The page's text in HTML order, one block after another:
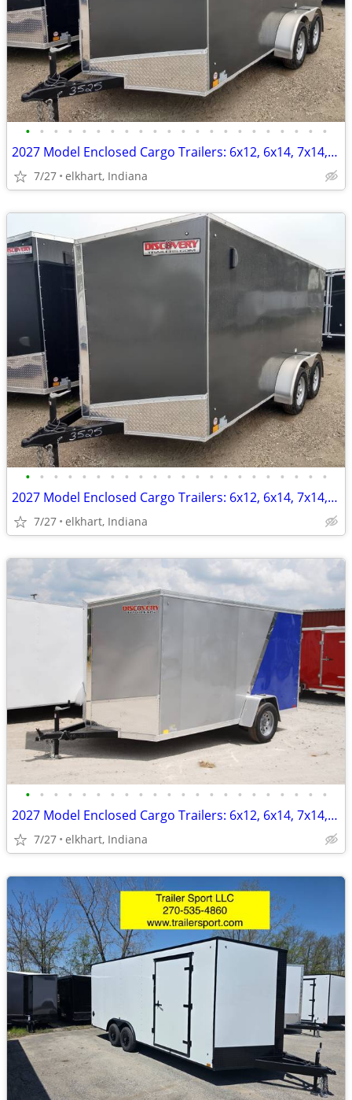
• • • • • • • • • • • • • • • • • • • • • •
2027 Model Enclosed Cargo Trailers: 6x12, 6x14, 7x14, 7x16 ON SALE
7/27 elkhart, Indiana
• • • • • • • • • • • • • • • • • • • • • •
2027 Model Enclosed Cargo Trailers: 6x12, 6x14, 7x14, 7x16 ON SALE
7/27 elkhart, Indiana
• • • • • • • • • • • • • • • • • • • • • •
2027 Model Enclosed Cargo Trailers: 6x12, 6x14, 7x14, 7x16 ON SALE
7/27 elkhart, Indiana